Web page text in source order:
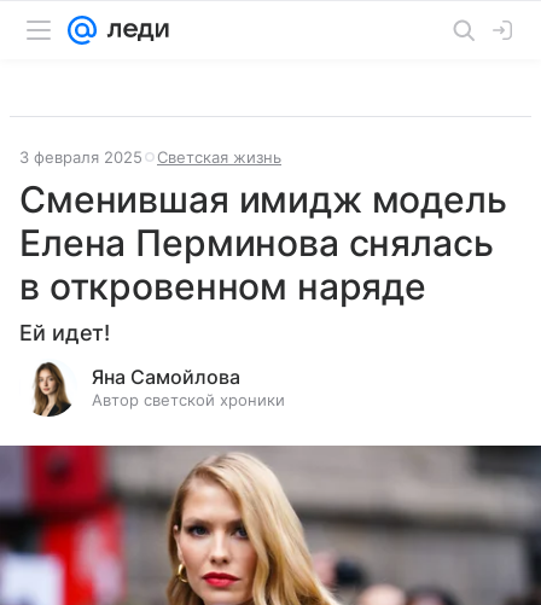
3 февраля 2025 Светская жизнь
Сменившая имидж модель
Елена Перминова снялась
в откровенном наряде
Ей идет!
Яна Самойлова
Автор светской хроники